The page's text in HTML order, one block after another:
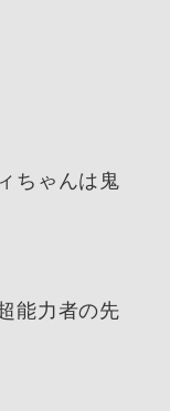
ちゃんは鬼
能力者の先